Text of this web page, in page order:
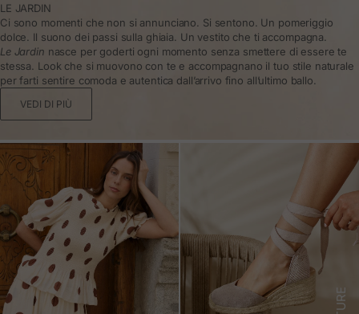
LE JARDIN
Ci sono momenti che non si annunciano. Si sentono. Un pomeriggio
dolce. Il suono dei passi sulla ghiaia. Un vestito che ti accompagna.
Le Jardin nasce per goderti ogni momento senza smettere di essere te
stessa. Look che si muovono con te e accompagnano il tuo stile naturale
per farti sentire comoda e autentica dall’arrivo fino all’ultimo ballo.
VEDI DI PIÙ